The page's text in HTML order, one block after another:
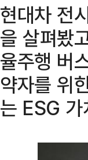
현대차 전
을 살펴봤
율주행 버
약자를 위
는 ESG